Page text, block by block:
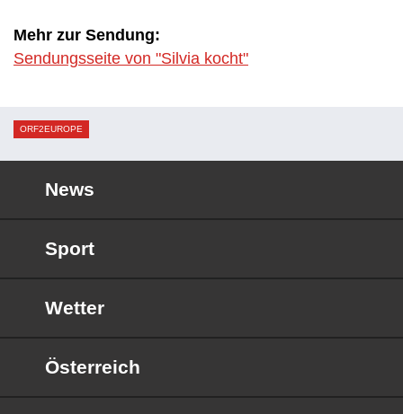
Mehr zur Sendung:
Sendungsseite von "Silvia kocht"
ORF2EUROPE
News
Sport
Wetter
Österreich